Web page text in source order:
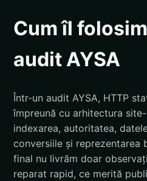
Cum îl
audit AYSA
Într-un audit AYSA, HTTP
împreună cu arhitectura
indexarea, autoritatea,
conversiile și reprezentarea
final nu livrăm doar
reparat rapid, ce merită